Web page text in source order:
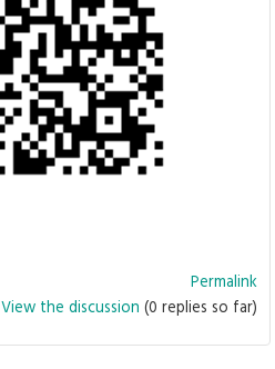
Permalink
View the discussion (0 replies so far)